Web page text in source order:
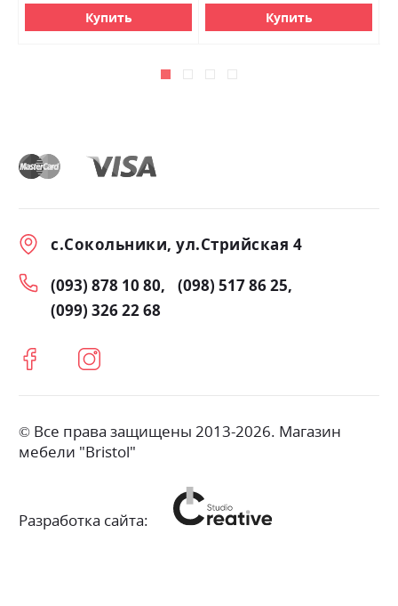
Купить Купить
с.Сокольники, ул.Стрийская 4
(093) 878 10 80
(098) 517 86 25
(099) 326 22 68
© Все права защищены 2013-2026. Магазин
мебели "Bristol"
Разработка сайта: